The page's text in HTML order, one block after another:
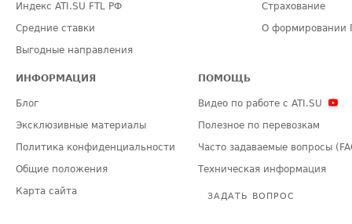
Индекс ATI.SU FTL РФ
Средние ставки
Выгодные направления
Страхование
О формировании
ИНФОРМАЦИЯ
Блог
Эксклюзивные материалы
Политика конфиденциальности
Общие положения
Карта сайта
ПОМОЩЬ
Видео по работе с ATI.SU
Полезное по перевозкам
Часто задаваемые вопросы
Техническая информация
ЗАДАТЬ ВОПРОС